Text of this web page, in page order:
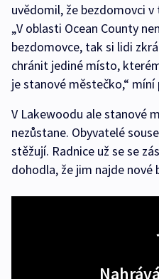
uvědomil, že bezdomovci
„V oblasti Ocean County
bezdomovce, tak si lidi
chránit jediné místo,
je stanové městečko,“ míní
V Lakewoodu ale stanové
nezůstane. Obyvatelé
stěžují. Radnice už se se
dohodla, že jim najde nové